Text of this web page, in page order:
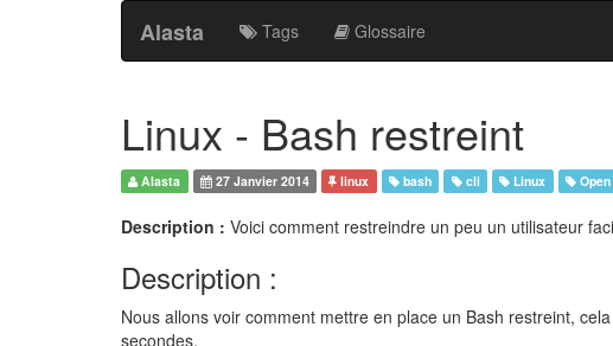
Alasta Tags Glossaire
Linux - Bash restreint
Alasta 27 Janvier 2014 linux bash cli Linux Open
Description : Voici comment restreindre un peu un utilisateur
Description :
Nous allons voir comment mettre en place un Bash restreint,
secondes.